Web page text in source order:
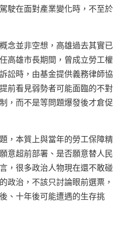
駛在面對產業變化時，不至於
念並非空想，高雄過去其實已
高雄市長期間，曾成立勞工權
訟時，由基金提供義務律師協
前看見弱勢者可能面臨的不對
，而不是等問題爆發後才倉促
，本質上與當年的勞工保障精
意超前部署、是否願意替人民
，很多政治人物現在還不敢碰
政治，不該只討論眼前選票，
、十年後可能遭遇的生存挑